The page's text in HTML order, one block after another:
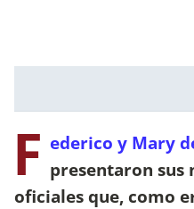
F ederico y Mary
presentaron sus
oficiales que, como